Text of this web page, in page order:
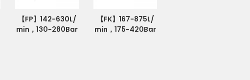
【FP】142-630L/
min，130-280Bar
【FK】167-875L/
min，175-420Bar